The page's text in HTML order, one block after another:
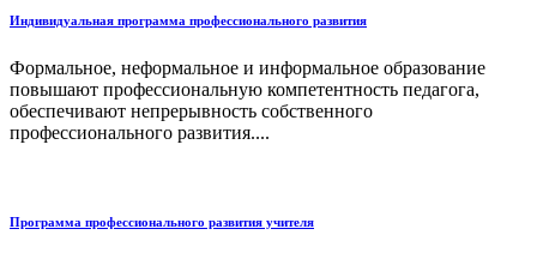
Индивидуальная программа профессионального развития
Формальное, неформальное и информальное образование
повышают профессиональную компетентность педагога,
обеспечивают непрерывность собственного
профессионального развития....
Программа профессионального развития учителя